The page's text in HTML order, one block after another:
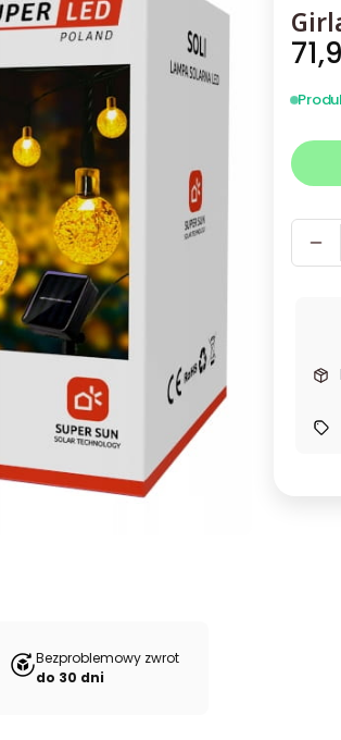
Bezproblemowy zwrot
do 30 dni